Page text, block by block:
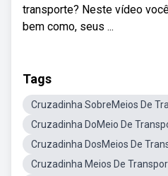
transporte? Neste vídeo
bem como, seus ...
Tags
Cruzadinha SobreMeios De
Cruzadinha DoMeio De
Cruzadinha DosMeios De
Cruzadinha Meios De